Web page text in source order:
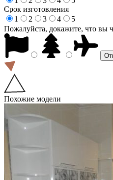
Срок изготовления
1
2 3 4
5
Пожалуйста, докажите, что вы
Похожие модели